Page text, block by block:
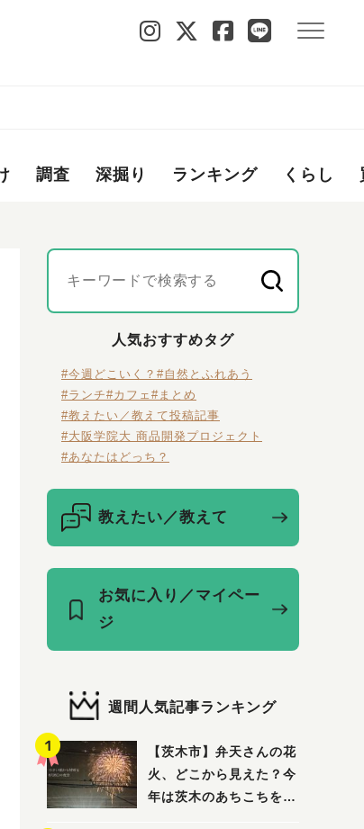
調査 深掘り ランキング くらし
人気おすすめタグ
#今週どこいく？ #自然とふれあう
#ランチ#カフェ #まとめ
#教えたい／教えて投稿記事
#大阪学院大 商品開発プロジェクト
#あなたはどっち？
教えたい／教えて
お気に入り／マイペー
ジ
週間人気記事ランキング
【茨木市】弁天さんの花
火、どこから見えた？今
年は茨木のあちこちを巡